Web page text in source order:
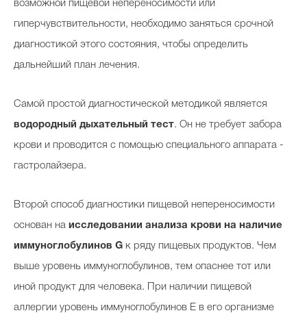
возможной пищевой непереносимости или
гиперчувствительности, необходимо заняться срочной
диагностикой этого состояния, чтобы определить
дальнейший план лечения.
Самой простой диагностической методикой является
водородный дыхательный тест. Он не требует забора
крови и проводится с помощью специального аппарата -
гастролайзера.
Второй способ диагностики пищевой непереносимости
основан на исследовании анализа крови на наличие
иммуноглобулинов G к ряду пищевых продуктов. Чем
выше уровень иммуноглобулинов, тем опаснее тот или
иной продукт для человека. При наличии пищевой
аллергии уровень иммуноглобулинов Е в его организме